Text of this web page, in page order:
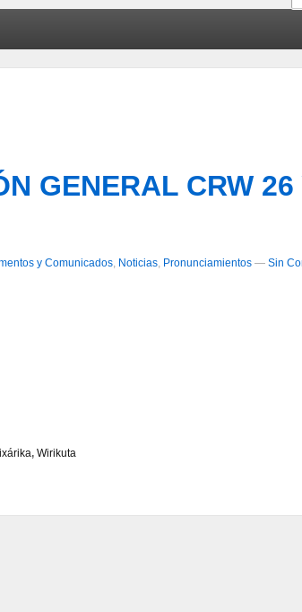
GENERAL CRW 26
y Comunicados, Noticias, Pronunciamientos — Sin
, Wirikuta